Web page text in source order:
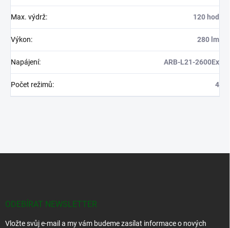
Max. výdrž: 120 hod
Výkon: 280 lm
Napájení: ARB-L21-2600Ex
Počet režimů: 4
ODEBÍRAT NEWSLETTER
Vložte svůj e-mail a my vám budeme zasílat informace o nových